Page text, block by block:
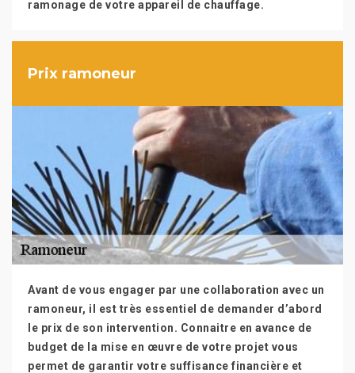
ramonage de votre appareil de chauffage.
Prix ramoneur
Avant de vous engager par une collaboration avec un
ramoneur, il est très essentiel de demander d’abord
le prix de son intervention. Connaitre en avance de
budget de la mise en œuvre de votre projet vous
permet de garantir votre suffisance financière et